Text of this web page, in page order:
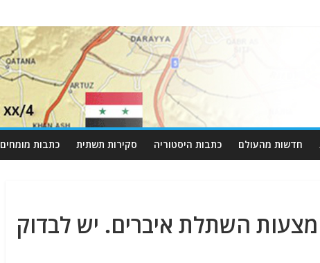
חדשות מהעולם כתבות היסטוריה סקירות תשתית כתבות מומחים
השתלת איברים. יש לבדוק